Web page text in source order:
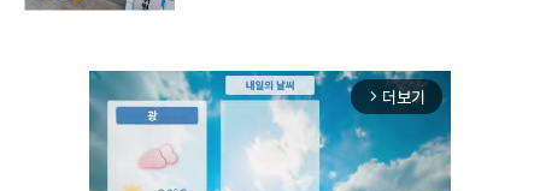
arrow_forward_ios 더보기